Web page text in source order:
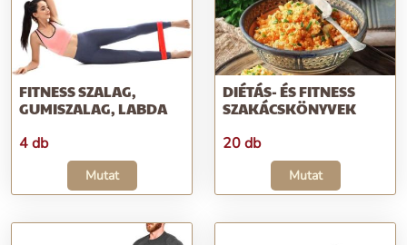
FITNESS SZALAG,
GUMISZALAG, LABDA
4 db
Mutat
DIÉTÁS- ÉS FITNESS
SZAKÁCSKÖNYVEK
20 db
Mutat